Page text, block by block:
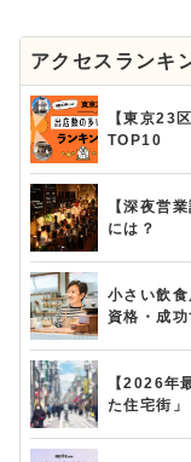
アクセスランキ
【東京23
TOP10
【深夜営
には？
小さい飲
資格・成
【2026年
た住宅街